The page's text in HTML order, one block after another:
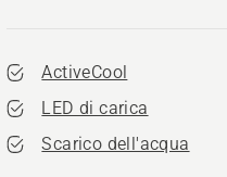
ActiveCool
LED di carica
Scarico dell'acqua